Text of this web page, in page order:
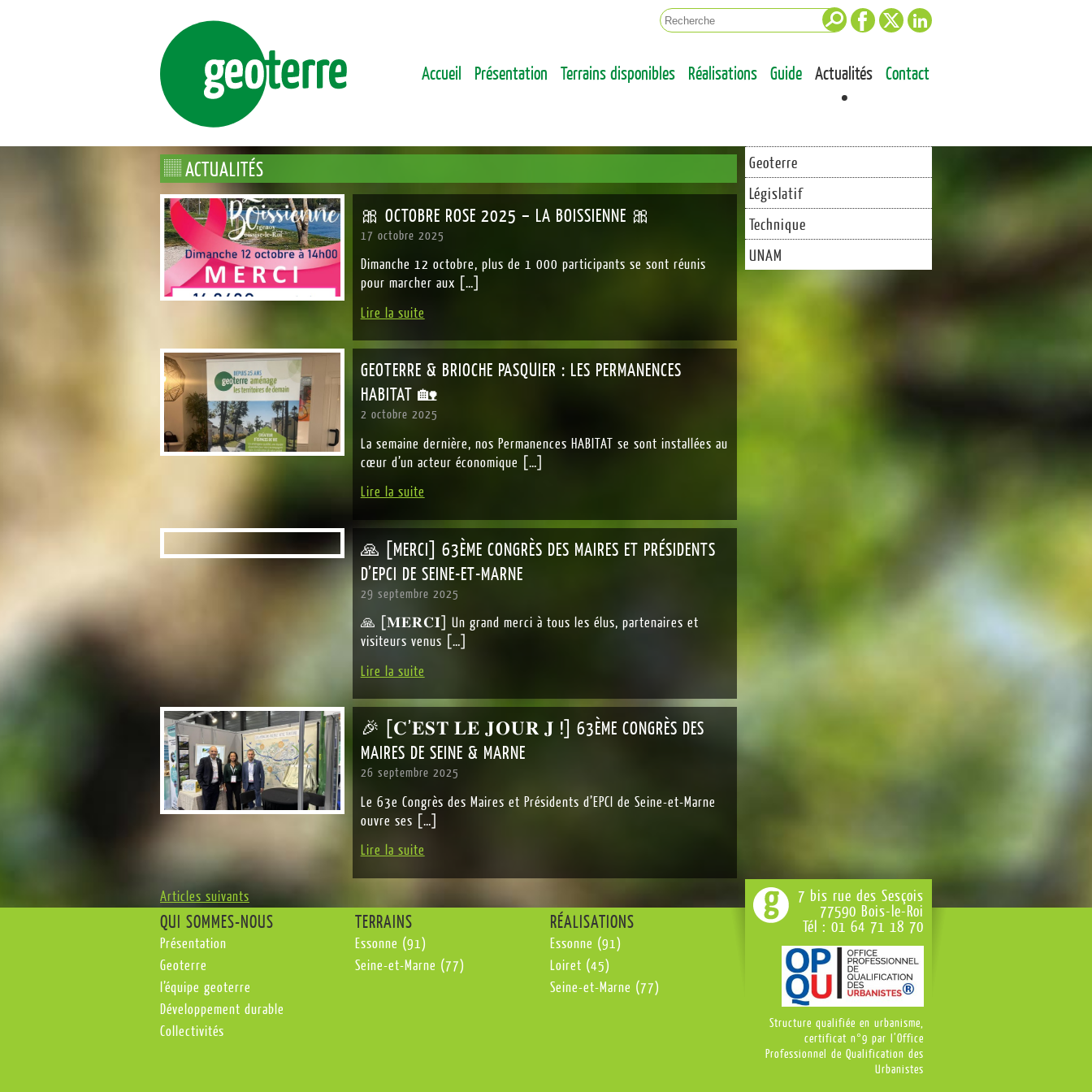
Facebook
Twitter
ENSEMBLE, FAÇONNONS DURABLEMENT LA VILLE DE DEMAIN
Accueil Présentation Terrains disponibles Réalisations Guide Actualités Contact
ACTUALITÉS
🎀 OCTOBRE ROSE 2025 – LA BOISSIENNE 🎀
17 octobre 2025
Dimanche 12 octobre, plus de 1 000 participants se sont réunis
pour marcher aux […]
Lire la suite
GEOTERRE & BRIOCHE PASQUIER : LES PERMANENCES
HABITAT 🏡
2 octobre 2025
La semaine dernière, nos Permanences HABITAT se sont installées au
cœur d’un acteur économique […]
Lire la suite
🙏 [MERCI] 63ÈME CONGRÈS DES MAIRES ET PRÉSIDENTS
D’EPCI DE SEINE-ET-MARNE
29 septembre 2025
🙏 [𝐌𝐄𝐑𝐂𝐈] Un grand merci à tous les élus, partenaires et
visiteurs venus […]
Lire la suite
🎉 [𝐂’𝐄𝐒𝐓 𝐋𝐄 𝐉𝐎𝐔𝐑 𝐉 !] 63ÈME CONGRÈS DES
MAIRES DE SEINE & MARNE
26 septembre 2025
Le 63e Congrès des Maires et Présidents d’EPCI de Seine-et-Marne
ouvre ses […]
Lire la suite
Articles suivants
Geoterre
Législatif
Technique
UNAM
QUI SOMMES-NOUS
Présentation
Geoterre
l’équipe geoterre
Développement durable
Collectivités
TERRAINS
Essonne (91)
Seine-et-Marne (77)
RÉALISATIONS
Essonne (91)
Loiret (45)
Seine-et-Marne (77)
7 bis rue des Sesçois
77590 Bois-le-Roi
Tél : 01 64 71 18 70
Structure qualifiée en urbanisme,
certificat n°9 par l’Office
Professionnel de Qualification des
Urbanistes